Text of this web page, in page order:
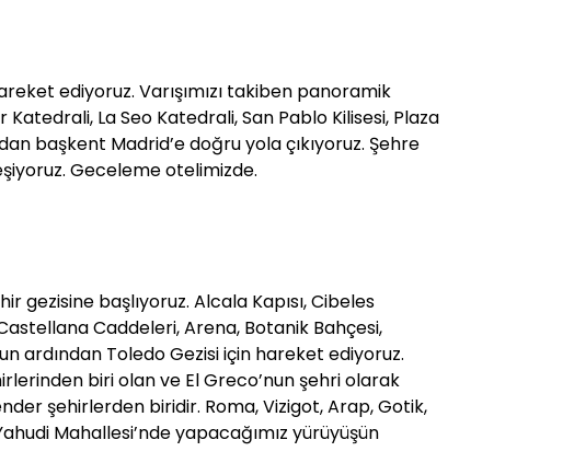
ediyoruz. Varışımızı takiben panoramik
La Seo Katedrali, San Pablo Kilisesi, Plaza
başkent Madrid’e doğru yola çıkıyoruz. Şehre
Geceleme otelimizde.
gezisine başlıyoruz. Alcala Kapısı, Cibeles
Caddeleri, Arena, Botanik Bahçesi,
ardından Toledo Gezisi için hareket ediyoruz.
biri olan ve El Greco’nun şehri olarak
şehirlerden biridir. Roma, Vizigot, Arap, Gotik,
Mahallesi’nde yapacağımız yürüyüşün